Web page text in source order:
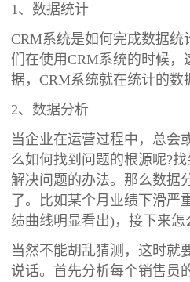
1、数据统计
CRM系统是如何完成数据统
们在使用CRM系统的时候，
据，CRM系统就在统计的数
2、数据分析
当企业在运营过程中，总会
么如何找到问题的根源呢?
解决问题的办法。那么数据
了。比如某个月业绩下滑严
绩曲线明显看出)，接下来怎
当然不能胡乱猜测，这时就
说话。首先分析每个销售员